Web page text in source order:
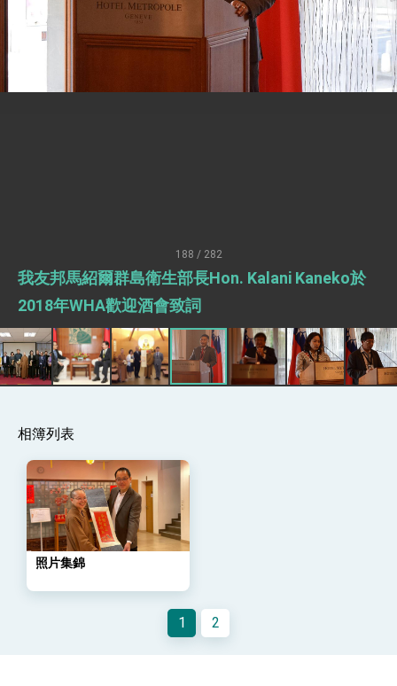
總統農曆春節談話
台美貿易協議完成簽署達成6大目標、創5大歷史
性突破 總統強調將以3大面向加速臺灣經濟轉型
升級 籲請立院全力支持並盡速通過
臺美簽署「對等貿易協定」確立對等關稅15%且不
領 下一個世代的繁榮
外交部長林佳龍接受印尼「時代雜誌」專訪，闡
述印太安全局勢，籲深化台印尼半導體供應鏈合
作
外交部長林佳龍午宴歡迎美國聯邦參議員蓋耶哥
訪問團
外交部長林佳龍接見美國智庫「德國馬歇爾基金
會」訪問團一行，深化跨大西洋戰略夥伴關係
臺美經貿談判獲階段性成果 卓揆期勉爭取時間完
成「臺美對等貿易協定」簽署
外交部長林佳龍主持第35次「參與亞太經濟合作
策略小組」跨部會會議
民調顯示多數國人滿意政府外交表現，高度支持
「總合外交」與台歐美日關係深化
總統以「韌性之島，希望之光」為題發表2026新
會 強調以實力守護台海和平 以決心掌握國家
變局中 奮起的新臺灣 總統發表國慶演說
188 / 282
我友邦馬紹爾群島衛生部長Hon. Kalani Kaneko於
2018年WHA歡迎酒會致詞
相簿列表
照片集錦
1 2